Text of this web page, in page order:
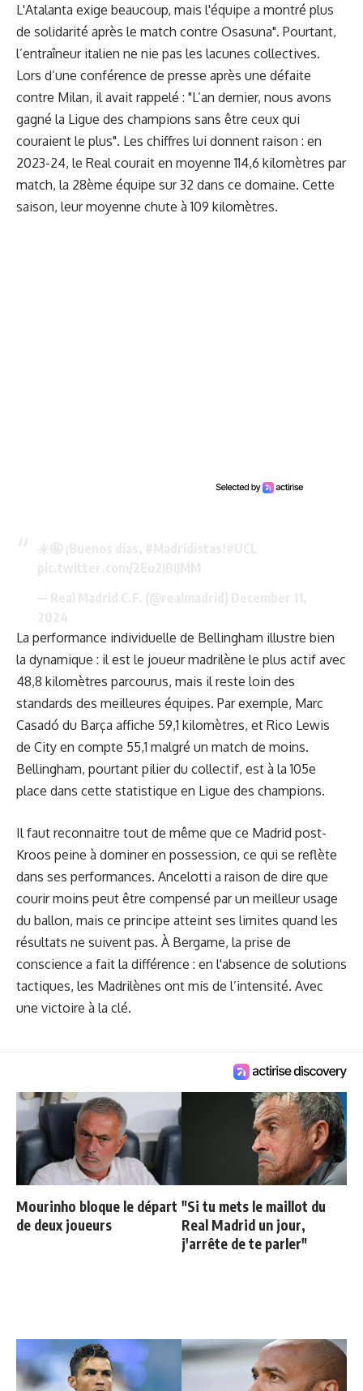
L'Atalanta exige beaucoup, mais l'équipe a montré plus
de solidarité après le match contre Osasuna". Pourtant,
l’entraîneur italien ne nie pas les lacunes collectives.
Lors d’une conférence de presse après une défaite
contre Milan, il avait rappelé : "L’an dernier, nous avons
gagné la Ligue des champions sans être ceux qui
couraient le plus". Les chiffres lui donnent raison : en
2023-24, le Real courait en moyenne 114,6 kilomètres par
match, la 28ème équipe sur 32 dans ce domaine. Cette
saison, leur moyenne chute à 109 kilomètres.
La performance individuelle de Bellingham illustre bien
la dynamique : il est le joueur madrilène le plus actif avec
48,8 kilomètres parcourus, mais il reste loin des
standards des meilleures équipes. Par exemple, Marc
Casadó du Barça affiche 59,1 kilomètres, et Rico Lewis
de City en compte 55,1 malgré un match de moins.
Bellingham, pourtant pilier du collectif, est à la 105e
place dans cette statistique en Ligue des champions.
Il faut reconnaitre tout de même que ce Madrid post-
Kroos peine à dominer en possession, ce qui se reflète
dans ses performances. Ancelotti a raison de dire que
courir moins peut être compensé par un meilleur usage
du ballon, mais ce principe atteint ses limites quand les
résultats ne suivent pas. À Bergame, la prise de
conscience a fait la différence : en l'absence de solutions
tactiques, les Madrilènes ont mis de l’intensité. Avec
une victoire à la clé.
Mourinho bloque le départ
de deux joueurs
"Si tu mets le maillot du
Real Madrid un jour,
j'arrête de te parler"